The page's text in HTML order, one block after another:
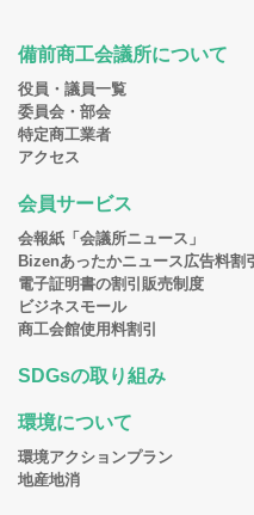
備前商工会議所について
役員・議員一覧
委員会・部会
特定商工業者
アクセス
会員サービス
会報紙「会議所ニュース」
Bizenあったかニュース広告料割引
電子証明書の割引販売制度
ビジネスモール
商工会館使用料割引
SDGsの取り組み
環境について
環境アクションプラン
地産地消